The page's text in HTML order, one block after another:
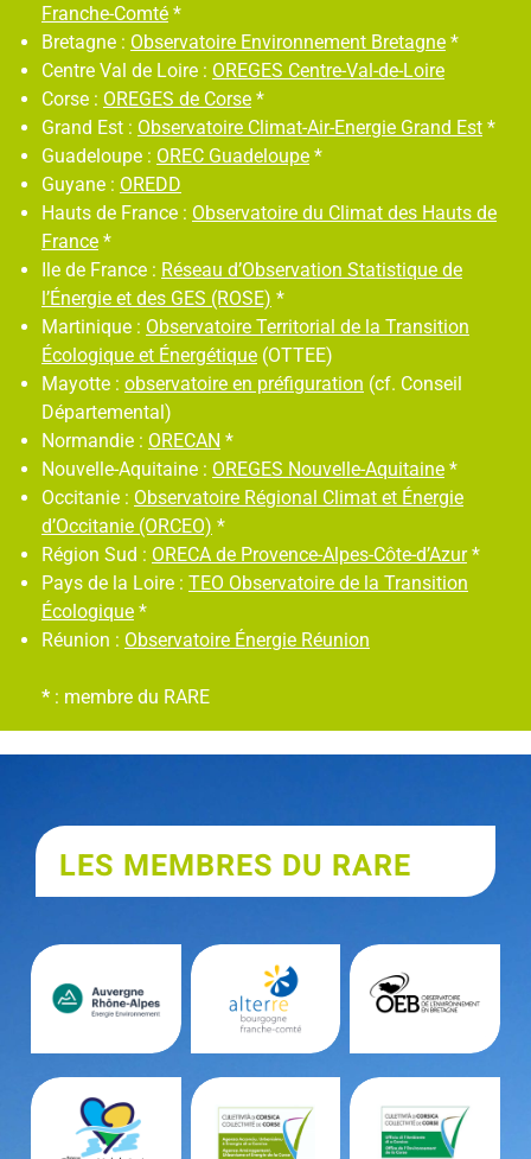
Franche-Comté*
Bretagne : ObservatoireEnvironnement Bretagne*
Centre Val de Loire : OREGES Centre-Val-de-Loire
Corse : OREGES de Corse*
Grand Est : Observatoire Climat-Air-Energie Grand Est*
Guadeloupe : OREC Guadeloupe*
Guyane : OREDD
Hauts de France : Observatoire du Climat desHauts de
France*
Ile de France : Réseau d’Observation Statistiquede
l’Énergie et des GES (ROSE) *
Martinique : Observatoire Territorial de la Transition
Écologique et Énergétique(OTTEE)
Mayotte : observatoire en préfiguration (cf. Conseil
Départemental)
Normandie : ORECAN *
Nouvelle-Aquitaine : OREGES Nouvelle-Aquitaine*
Occitanie : Observatoire Régional Climat et Énergie
d’Occitanie (ORCEO) *
Région Sud : ORECA de Provence-Alpes-Côte-d’Azur*
Pays de la Loire : TEO Observatoire de la Transition
Écologique*
Réunion : Observatoire Énergie Réunion
* : membre du RARE
LES MEMBRES DU RARE